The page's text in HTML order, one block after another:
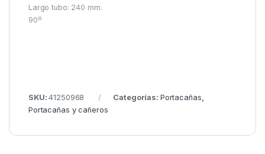
Largo tubo: 240 mm.
90º
SKU:41250968 Categorías: Portacañas
Portacañas y cañeros